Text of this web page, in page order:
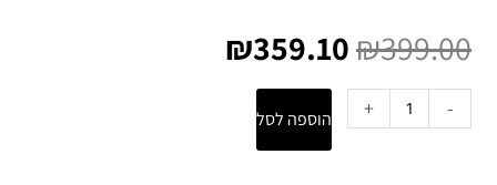
₪399.00 המקורי
היה:
₪399.00.
₪359.10
-
של
+ הוספה לסל